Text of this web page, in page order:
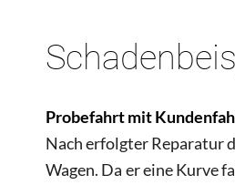
Probefahrt mit
Nach erfolgter Reparatur
Wagen. Da er eine Kurve